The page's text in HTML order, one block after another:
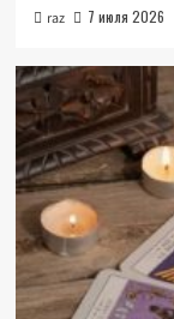
raz 7 июля 2026